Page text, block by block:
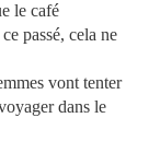
le café
passé, cela ne
vont tenter
dans le